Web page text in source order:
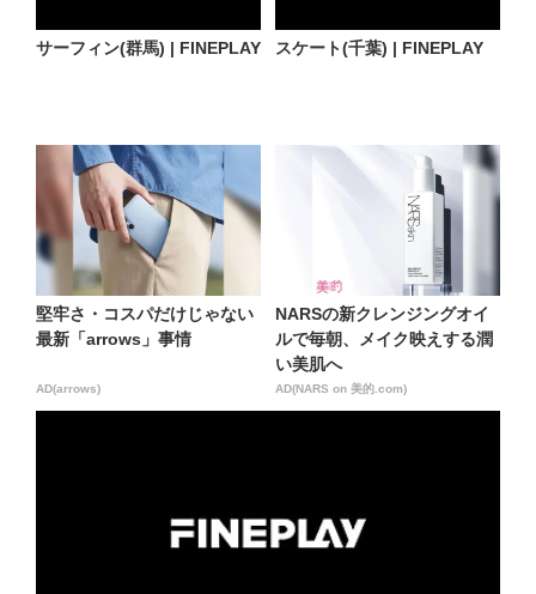
サーフィン(群馬) | FINEPLAY スケート(千葉) | FINEPLAY
堅牢さ・コスパだけじゃない
最新「arrows」事情
AD(arrows)
NARSの新クレンジングオイ
ルで毎朝、メイク映えする潤
い美肌へ
AD(NARS on 美的.com)